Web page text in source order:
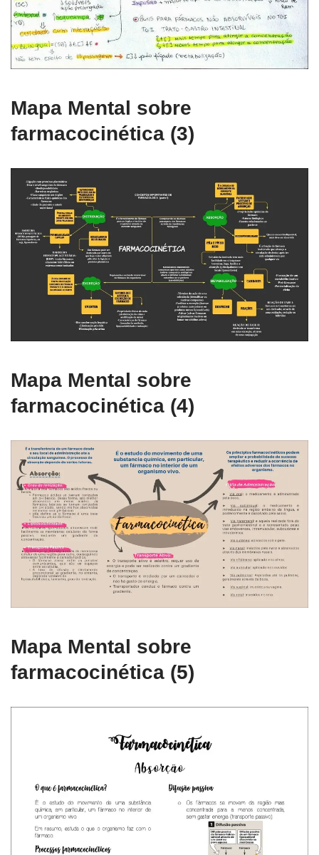
Mapa Mental sobre
farmacocinética (3)
Mapa Mental sobre
farmacocinética (4)
Mapa Mental sobre
farmacocinética (5)